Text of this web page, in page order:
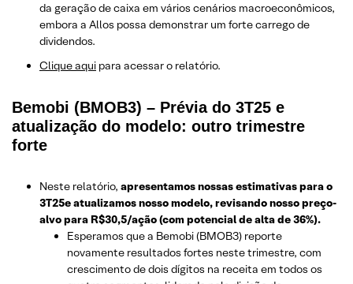
da geração de caixa em vários cenários macroeconômicos,
embora a Allos possa demonstrar um forte carrego de
dividendos.
Clique aqui para acessar o relatório.
Bemobi (BMOB3) – Prévia do 3T25 e
atualização do modelo: outro trimestre
forte
Neste relatório, apresentamos nossas estimativas para o
3T25e atualizamos nosso modelo, revisando nosso preço-
alvo para R$30,5/ação (com potencial de alta de 36%).
Esperamos que a Bemobi (BMOB3) reporte
novamente resultados fortes neste trimestre, com
crescimento de dois dígitos na receita em todos os